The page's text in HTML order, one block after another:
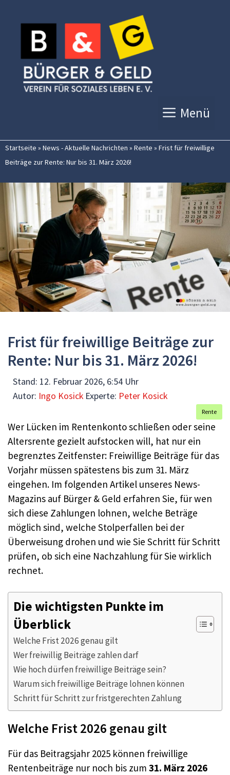
Inhalt
springen
Menü
Startseite » News - Aktuelle Nachrichten » Rente » Frist für freiwillige
Beiträge zur Rente: Nur bis 31. März 2026!
Frist für freiwillige Beiträge zur
Rente: Nur bis 31. März 2026!
Stand: 12. Februar 2026, 6:54 Uhr
Autor: Ingo Kosick Experte: Peter Kosick
Rente
Wer Lücken im Rentenkonto schließen oder seine
Altersrente gezielt aufstocken will, hat nur ein
begrenztes Zeitfenster: Freiwillige Beiträge für das
Vorjahr müssen spätestens bis zum 31. März
eingehen. Im folgenden Artikel unseres News-
Magazins auf Bürger & Geld erfahren Sie, für wen
sich diese Zahlungen lohnen, welche Beträge
möglich sind, welche Stolperfallen bei der
Überweisung drohen und wie Sie Schritt für Schritt
prüfen, ob sich eine Nachzahlung für Sie wirklich
rechnet.
Die wichtigsten Punkte im
Überblick
Welche Frist 2026 genau gilt
Wer freiwillig Beiträge zahlen darf
Wie hoch dürfen freiwillige Beiträge sein?
Warum sich freiwillige Beiträge lohnen können
Schritt für Schritt zur fristgerechten Zahlung
Welche Frist 2026 genau gilt
Für das Beitragsjahr 2025 können freiwillige
Rentenbeiträge nur noch bis zum 31. März 2026